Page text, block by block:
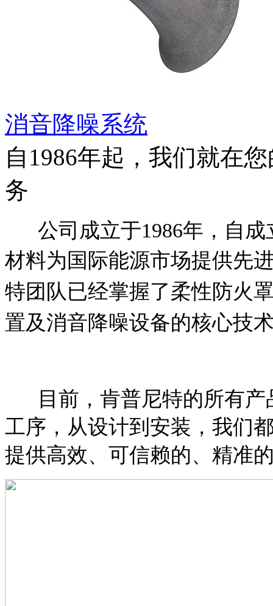
消音降噪系统
自1986年起，我们就在
务
公司成立于1986年，自成
材料为国际能源市场提供先
特团队已经掌握了柔性防火
置及消音降噪设备的核心技
目前，肯普尼特的所有产
工序，从设计到安装，我们
提供高效、可信赖的、精准